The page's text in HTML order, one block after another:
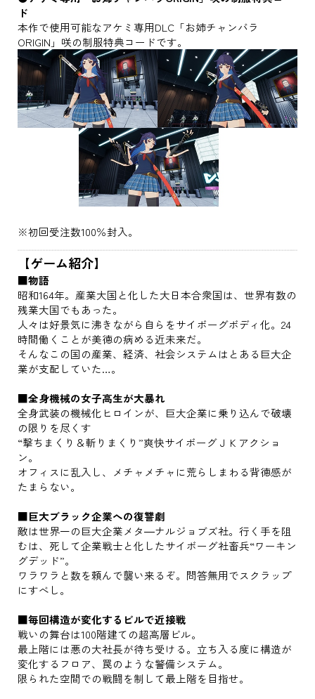
ド
本作で使用可能なアケミ専用DLC「お姉チャンバラ
ORIGIN」咲の制服特典コードです。
※初回受注数100％封入。
【ゲーム紹介】
■物語
昭和164年。産業大国と化した大日本合衆国は、世界有数の
残業大国でもあった。
人々は好景気に沸きながら自らをサイボーグボディ化。24
時間働くことが美徳の病める近未来だ。
そんなこの国の産業、経済、社会システムはとある巨大企
業が支配していた…。
■全身機械の女子高生が大暴れ
全身武装の機械化ヒロインが、巨大企業に乗り込んで破壊
の限りを尽くす
“撃ちまくり＆斬りまくり”爽快サイボーグＪＫアクショ
ン。
オフィスに乱入し、メチャメチャに荒らしまわる背徳感が
たまらない。
■巨大ブラック企業への復讐劇
敵は世界一の巨大企業メタ―ナルジョブズ社。行く手を阻
むは、死して企業戦士と化したサイボーグ社畜兵“ワーキン
グデッド”。
ワラワラと数を頼んで襲い来るぞ。問答無用でスクラップ
にすべし。
■毎回構造が変化するビルで近接戦
戦いの舞台は​100階建ての超高層ビル​。​
最上階には悪の大社長が待ち受ける。立ち入る度に構造が
変化するフロア、罠のような警備システム。
限られた空間での​戦闘を制して最上階を目指せ。